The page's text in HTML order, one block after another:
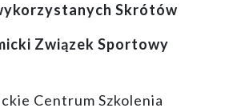
Skrótów
Związek Sportowy
Centrum Szkolenia